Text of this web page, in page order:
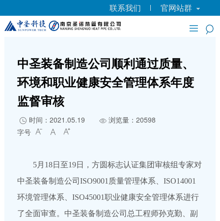
官网站群
联系我们
中圣装备制造公司顺利通过质量、
环境和职业健康安全管理体系年度
监督审核
 时间：2021.05.19  浏览量：20598
字号
  
5月18日至19日，方圆标志认证集团审核组专家对
中圣装备制造公司ISO9001质量管理体系、ISO14001
环境管理体系、ISO45001职业健康安全管理体系进行
了全面审查。中圣装备制造公司总工程师孙克勤、副